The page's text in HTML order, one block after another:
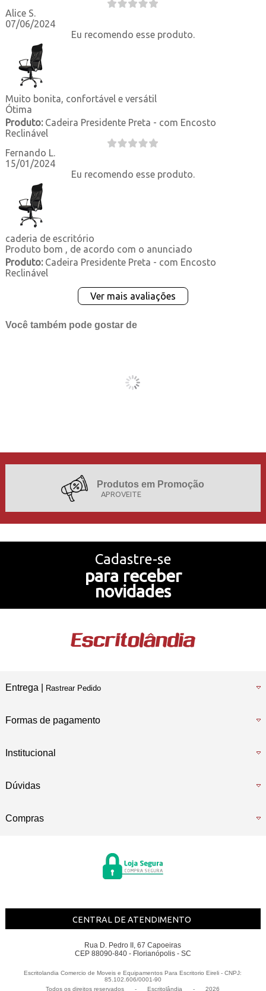
Alice S.
07/06/2024
Eu recomendo esse produto.
Muito bonita, confortável e versátil
Ótima
Produto:Cadeira Presidente Preta - com Encosto
Reclinável
Fernando L.
15/01/2024
Eu recomendo esse produto.
caderia de escritório
Produto bom , de acordo com o anunciado
Produto:Cadeira Presidente Preta - com Encosto
Reclinável
Ver mais avaliações
Você também pode gostar de
Produtos em Promoção
APROVEITE
Nossa História
Loja Física
Cadastre-se
para receber
novidades
Entrega | Rastrear Pedido
Formas de pagamento
Institucional
Dúvidas
Compras
CENTRAL DE ATENDIMENTO
Rua D. Pedro II, 67 Capoeiras
CEP 88090-840 - Florianópolis - SC
Escritolandia Comercio de Moveis e Equipamentos Para Escritorio Eireli - CNPJ:
85.102.606/0001-90
Todos os direitos reservados
- Escritolândia - 2026